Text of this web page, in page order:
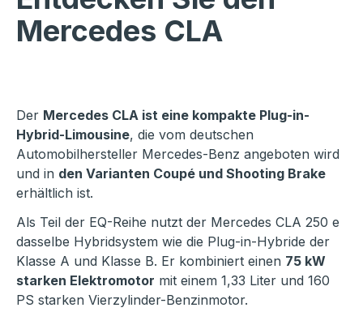
Mercedes CLA
Der Mercedes CLA ist eine kompakte Plug-in-
Hybrid-Limousine, die vom deutschen
Automobilhersteller Mercedes-Benz angeboten wird
und in den Varianten Coupé und Shooting Brake
erhältlich ist.
Als Teil der EQ-Reihe nutzt der Mercedes CLA 250 e
dasselbe Hybridsystem wie die Plug-in-Hybride der
Klasse A und Klasse B. Er kombiniert einen 75 kW
starken Elektromotor mit einem 1,33 Liter und 160
PS starken Vierzylinder-Benzinmotor.